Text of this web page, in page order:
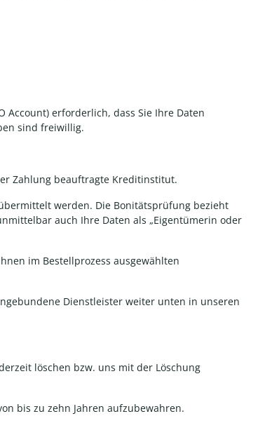
Account) erforderlich, dass Sie Ihre Daten
sind freiwillig.
Zahlung beauftragte Kreditinstitut.
werden. Die Bonitätsprüfung bezieht
auch Ihre Daten als „Eigentümerin oder
im Bestellprozess ausgewählten
Dienstleister weiter unten in unseren
löschen bzw. uns mit der Löschung
bis zu zehn Jahren aufzubewahren.